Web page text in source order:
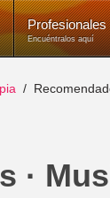
Profesionales
Encuéntralos aquí
·